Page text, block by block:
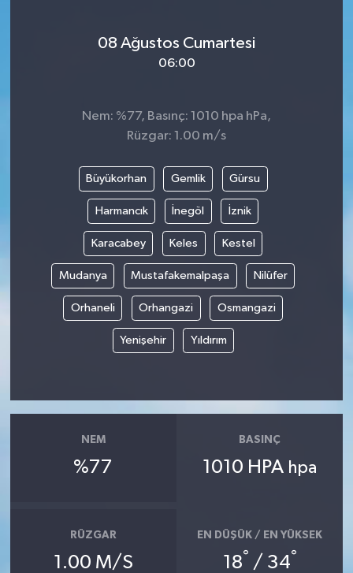
08 Ağustos Cumartesi
06:00
Nem: %77, Basınç: 1010 hpa hPa,
Rüzgar: 1.00 m/s
Büyükorhan Gemlik Gürsu
Harmancık İnegöl İznik
Karacabey Keles Kestel
Mudanya Mustafakemalpaşa Nilüfer
Orhaneli Orhangazi Osmangazi
Yenişehir Yıldırım
NEM
%77
BASINÇ
1010 HPA hpa
RÜZGAR
1.00 M/S
EN DÜŞÜK / EN YÜKSEK
18° / 34°